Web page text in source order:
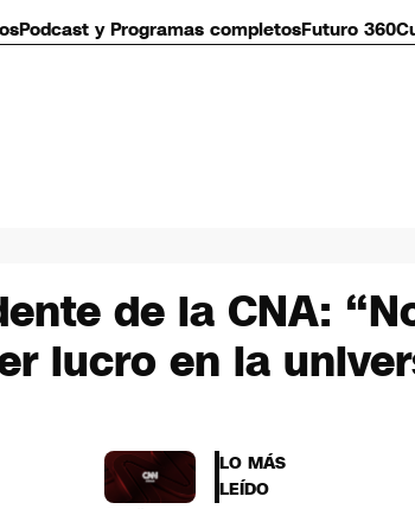
Podcast y Programas completosFuturo 360
de la CNA:
lucro en la
LO MÁS
LEÍDO